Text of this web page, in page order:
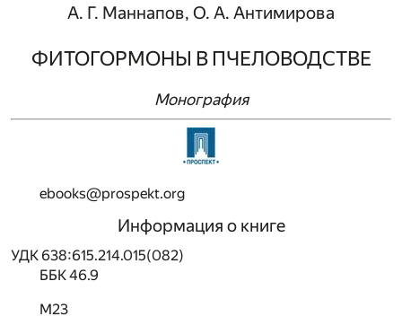
А. Г. Маннапов, О. А. Антимирова
ФИТОГОРМОНЫ В ПЧЕЛОВОДСТВЕ
Монография
ebooks@prospekt.org
Информация о книге
УДК 638:615.214.015(082)
ББК 46.9
М23